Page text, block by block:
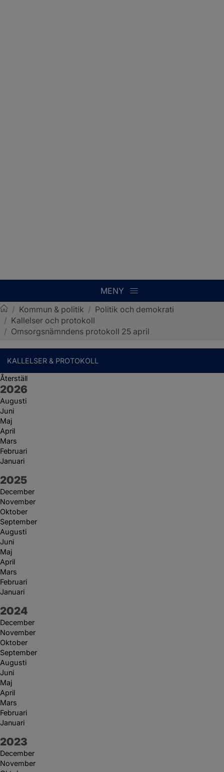
MENY
Sotenäs kommun
/ Kommun & politik / Politik och demokrati
/ Kallelser och protokoll
/ Omsorgsnämndens protokoll 25 april
KALLELSER & PROTOKOLL
Återställ
År:
2026
Augusti
Juni
Maj
April
Mars
Februari
Januari
År:
2025
December
November
Oktober
September
Augusti
Juni
Maj
April
Mars
Februari
Januari
År:
2024
December
November
Oktober
September
Augusti
Juni
Maj
April
Mars
Februari
Januari
År:
2023
December
November